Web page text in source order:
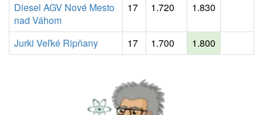
Diesel AGV Nové Mesto
nad Váhom
17 1.720 1.830
Jurki Veľké Ripňany 17 1.700 1.800